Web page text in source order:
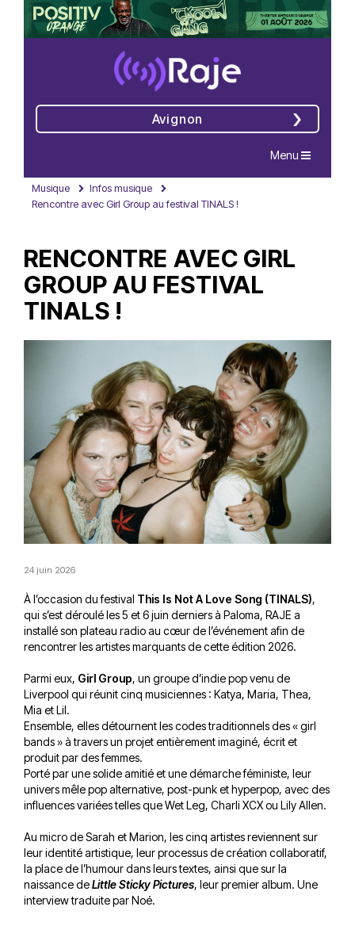
Avignon
Navigation
Menu
Musique
Infos musique
Rencontre avec Girl Group au festival TINALS !
RENCONTRE AVEC GIRL
GROUP AU FESTIVAL
TINALS !
24 juin 2026
À l’occasion du festival This Is Not A Love Song (TINALS),
qui s’est déroulé les 5 et 6 juin derniers à Paloma, RAJE a
installé son plateau radio au cœur de l’événement afin de
rencontrer les artistes marquants de cette édition 2026.
Parmi eux, Girl Group, un groupe d’indie pop venu de
Liverpool qui réunit cinq musiciennes : Katya, Maria, Thea,
Mia et Lil.
Ensemble, elles détournent les codes traditionnels des « girl
bands » à travers un projet entièrement imaginé, écrit et
produit par des femmes.
Porté par une solide amitié et une démarche féministe, leur
univers mêle pop alternative, post-punk et hyperpop, avec des
influences variées telles que Wet Leg, Charli XCX ou Lily Allen.
Au micro de Sarah et Marion, les cinq artistes reviennent sur
leur identité artistique, leur processus de création collaboratif,
la place de l’humour dans leurs textes, ainsi que sur la
naissance deLittle Sticky Pictures, leur premier album. Une
interview traduite par Noé.